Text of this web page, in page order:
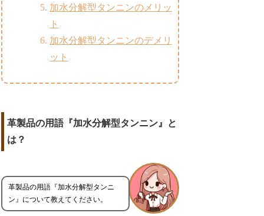
加水分解型タンニンのメリッ
ト
加水分解型タンニンのデメリ
ット
革製品の用語『加水分解型タンニン』と
は？
革製品の用語『加水分解型タンニ
ン』について教えてください。